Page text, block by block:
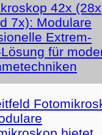
42x
7x): Modulare
Extrem-
für